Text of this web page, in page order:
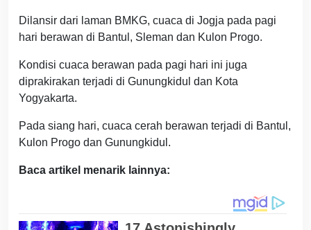
Dilansir dari laman BMKG, cuaca di Jogja pada pagi
hari berawan di Bantul, Sleman dan Kulon Progo.
Kondisi cuaca berawan pada pagi hari ini juga
diprakirakan terjadi di Gunungkidul dan Kota
Yogyakarta.
Pada siang hari, cuaca cerah berawan terjadi di Bantul,
Kulon Progo dan Gunungkidul.
Baca artikel menarik lainnya: